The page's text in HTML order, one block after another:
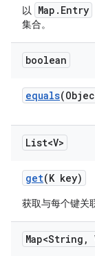
以 Map.Entry
集合。
boolean
equals
List<V>
get(K key)
获取与每个键关
Map<String ,